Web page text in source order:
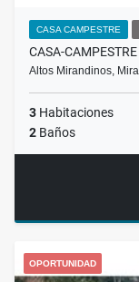
CASA CAMPESTRE
CASA-
Altos Mirandinos,
3 Habitaciones
2 Baños
OPORTUNIDAD